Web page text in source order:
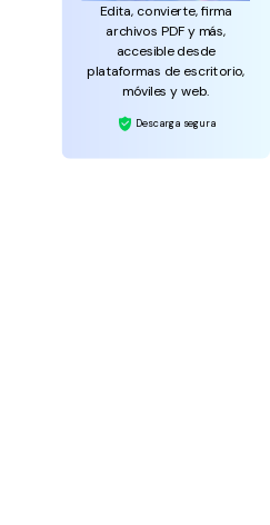
Edita, convierte, firma
archivos PDF y más,
accesible desde
plataformas de escritorio,
móviles y web.
Descarga segura